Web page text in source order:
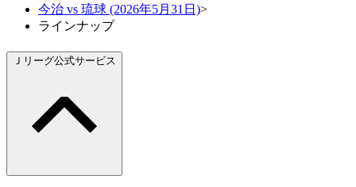
今治 vs 琉球 (2026年5月31日)>
ラインナップ
Ｊリーグ公式サービス